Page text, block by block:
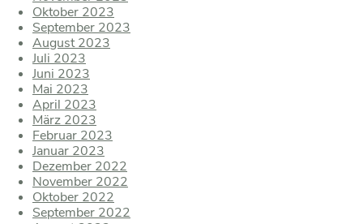
Oktober 2023
September 2023
August 2023
Juli 2023
Juni 2023
Mai 2023
April 2023
März 2023
Februar 2023
Januar 2023
Dezember 2022
November 2022
Oktober 2022
September 2022